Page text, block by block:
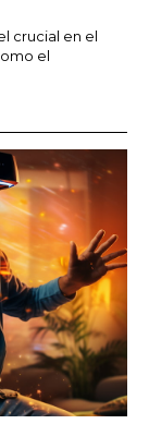
crucial en el
el